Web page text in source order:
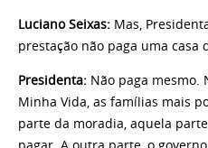
Luciano Seixas: Mas,
prestação não paga uma casa
Presidenta: Não paga mesmo.
Minha Vida, as famílias mais
parte da moradia, aquela